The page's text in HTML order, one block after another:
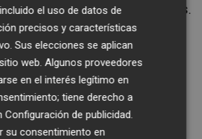
en unaplaga de lesiones.
cuenta con hasta
Nianzou, Suazo, Marcao,
Kike Salas y Januzaj
otro lado,Juanlu es duda
por una molestia en el
el uso de datos de
precisos y características
Sus elecciones se aplican
web. Algunos proveedores
en el interés legítimo en
tiene derecho a
Configuración de publicidad.
su consentimiento en